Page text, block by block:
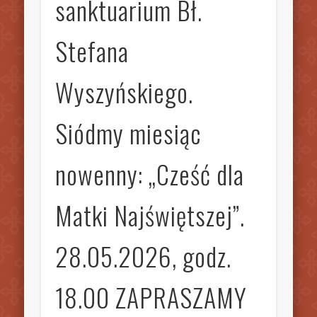
sanktuarium Bł.
Stefana
Wyszyńskiego.
Siódmy miesiąc
nowenny: „Cześć dla
Matki Najświętszej”.
28.05.2026, godz.
18.00 ZAPRASZAMY